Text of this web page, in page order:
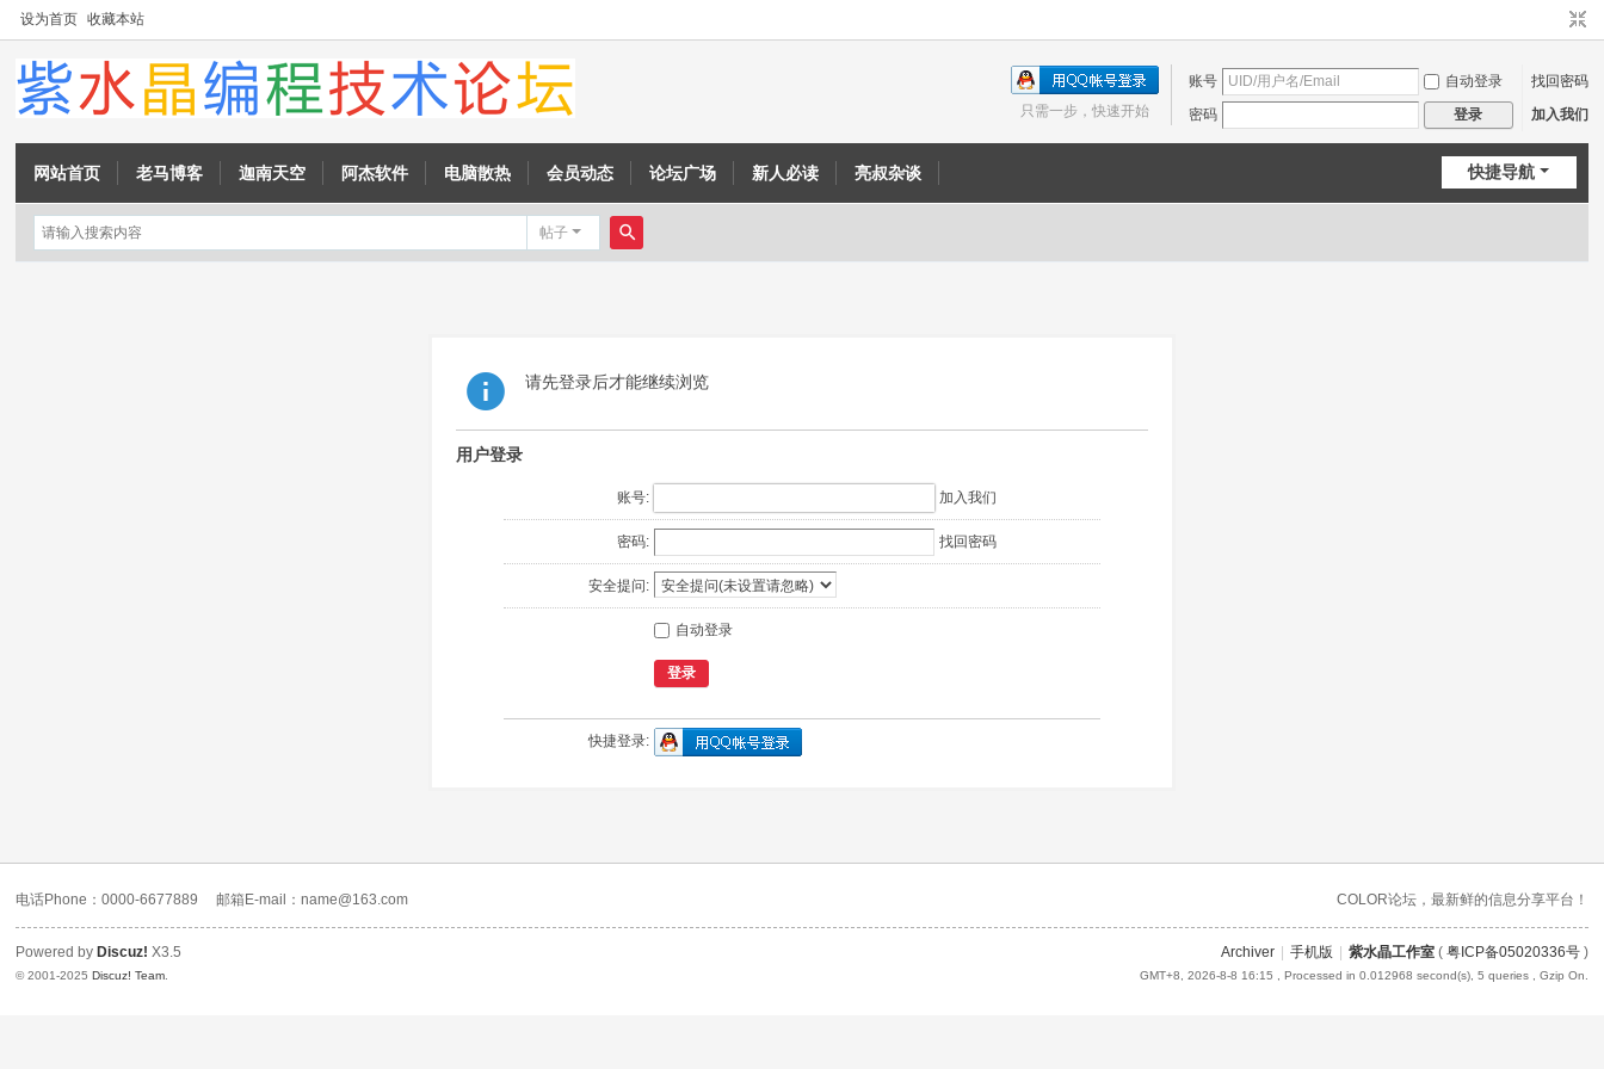
设为首页 收藏本站
账号 自动登录
找回密码
密码
登录 加入我们
只需一步，快速开始
快捷导航
网站首页 老马博客 迦南天空 阿杰软件 电脑散热 会员动态 论坛广场 新人必读 亮叔杂谈
帖子
搜
请先登录后才能继续浏览
用户登录
账号: 加入我们
密码: 找回密码
安全提问:
自动登录
登录
快捷登录:
电话Phone：0000-6677889 邮箱E-mail：name@163.com COLOR论坛，最新鲜的信息分享平台！
Archiver 手机版 紫水晶工作室( 粤ICP备05020336号)
GMT+8, 2026-8-8 16:15 , Processed in 0.012968 second(s), 5 queries , Gzip On.
Powered by Discuz! X3.5
© 2001-2025Discuz! Team